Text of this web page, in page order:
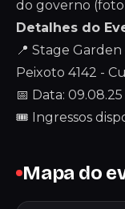
do governo (foto
Detalhes do
📍 Stage
Peixoto 4142 -
📅 Data: 09.08.25
🎟 Ingressos
Mapa do